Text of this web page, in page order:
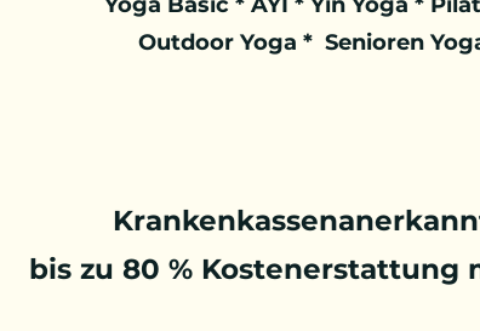
Outdoor Yoga * Senioren
bis zu 80 % Kostenerstattung